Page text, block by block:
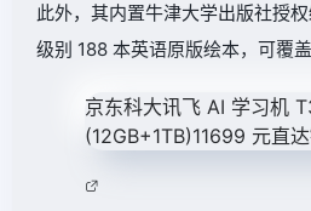
此外，其内置牛津大学出版社授
级别 188 本英语原版绘本，可覆
京东科大讯飞 AI 学习机
(12GB+1TB)11699 元直